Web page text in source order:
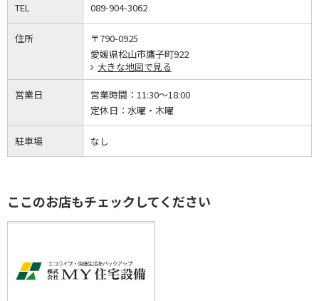
TEL 089-904-3062
住所
〒790-0925
愛媛県松山市鷹子町922
大きな地図で見る
営業日 営業時間： 11:30～18:00
定休日： 水曜・木曜
駐車場 なし
ここのお店もチェックしてください